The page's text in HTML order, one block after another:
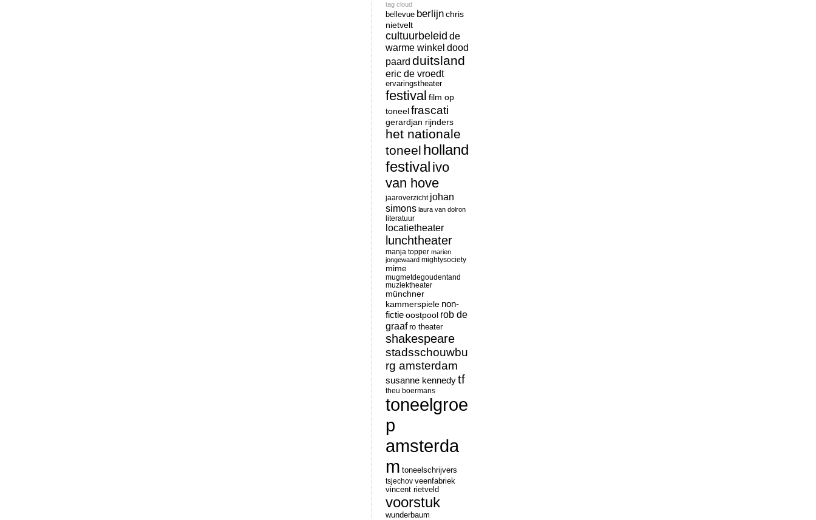
tag cloud
bellevue berlijnchris
nietvelt
cultuurbeleid de
warme winkel dood
paard duitsland
eric de vroedt
ervaringstheater
festival film op
toneelfrascati
gerardjan rijnders
het nationale
toneel holland
festival ivo
van hove
jaaroverzicht johan
simons laura van dolron
literatuur
locatietheater
lunchtheater
manja topper marien
jongewaard mightysociety
mime
mugmetdegoudentand
muziektheater
münchner
kammerspiele non-
fictieoostpool rob de
graaf ro theater
shakespeare
stadsschouwbu
rg amsterdam
susanne kennedytf
theu boermans
toneelgroe
p
amsterda
m toneelschrijvers
tsjechov veenfabriek
vincent rietveld
voorstuk
wunderbaum